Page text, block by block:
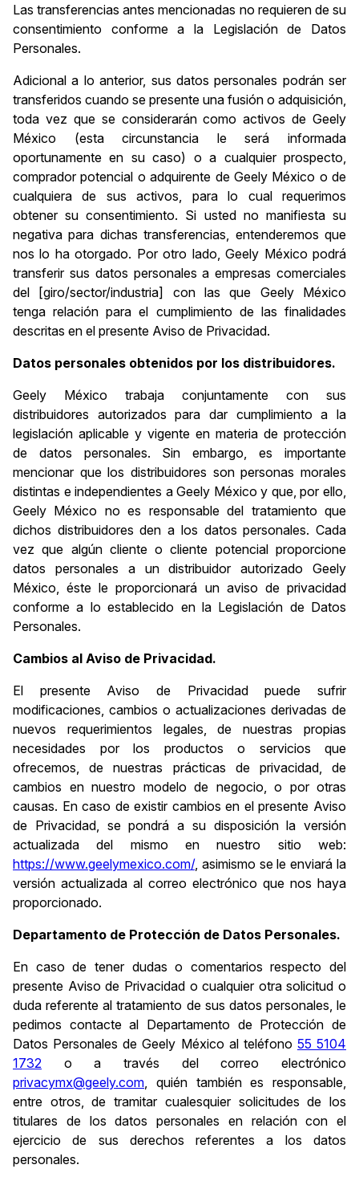
Las transferencias antes mencionadas no requieren de su
consentimiento conforme a la Legislación de Datos
Personales.
Adicional a lo anterior, sus datos personales podrán ser
transferidos cuando se presente una fusión o adquisición,
toda vez que se considerarán como activos de Geely
México (esta circunstancia le será informada
oportunamente en su caso) o a cualquier prospecto,
comprador potencial o adquirente de Geely México o de
cualquiera de sus activos, para lo cual requerimos
obtener su consentimiento. Si usted no manifiesta su
negativa para dichas transferencias, entenderemos que
nos lo ha otorgado. Por otro lado, Geely México podrá
transferir sus datos personales a empresas comerciales
del [giro/sector/industria] con las que Geely México
tenga relación para el cumplimiento de las finalidades
descritas en el presente Aviso de Privacidad.
Datos personales obtenidos por los distribuidores.
Geely México trabaja conjuntamente con sus
distribuidores autorizados para dar cumplimiento a la
legislación aplicable y vigente en materia de protección
de datos personales. Sin embargo, es importante
mencionar que los distribuidores son personas morales
distintas e independientes a Geely México y que, por ello,
Geely México no es responsable del tratamiento que
dichos distribuidores den a los datos personales. Cada
vez que algún cliente o cliente potencial proporcione
datos personales a un distribuidor autorizado Geely
México, éste le proporcionará un aviso de privacidad
conforme a lo establecido en la Legislación de Datos
Personales.
Cambios al Aviso de Privacidad.
El presente Aviso de Privacidad puede sufrir
modificaciones, cambios o actualizaciones derivadas de
nuevos requerimientos legales, de nuestras propias
necesidades por los productos o servicios que
ofrecemos, de nuestras prácticas de privacidad, de
cambios en nuestro modelo de negocio, o por otras
causas. En caso de existir cambios en el presente Aviso
de Privacidad, se pondrá a su disposición la versión
actualizada del mismo en nuestro sitio web:
https://www.geelymexico.com/, asimismo se le enviará la
versión actualizada al correo electrónico que nos haya
proporcionado.
Departamento de Protección de Datos Personales.
En caso de tener dudas o comentarios respecto del
presente Aviso de Privacidad o cualquier otra solicitud o
duda referente al tratamiento de sus datos personales, le
pedimos contacte al Departamento de Protección de
Datos Personales de Geely México al teléfono 55 5104
1732 o a través del correo electrónico
privacymx@geely.com, quién también es responsable,
entre otros, de tramitar cualesquier solicitudes de los
titulares de los datos personales en relación con el
ejercicio de sus derechos referentes a los datos
personales.